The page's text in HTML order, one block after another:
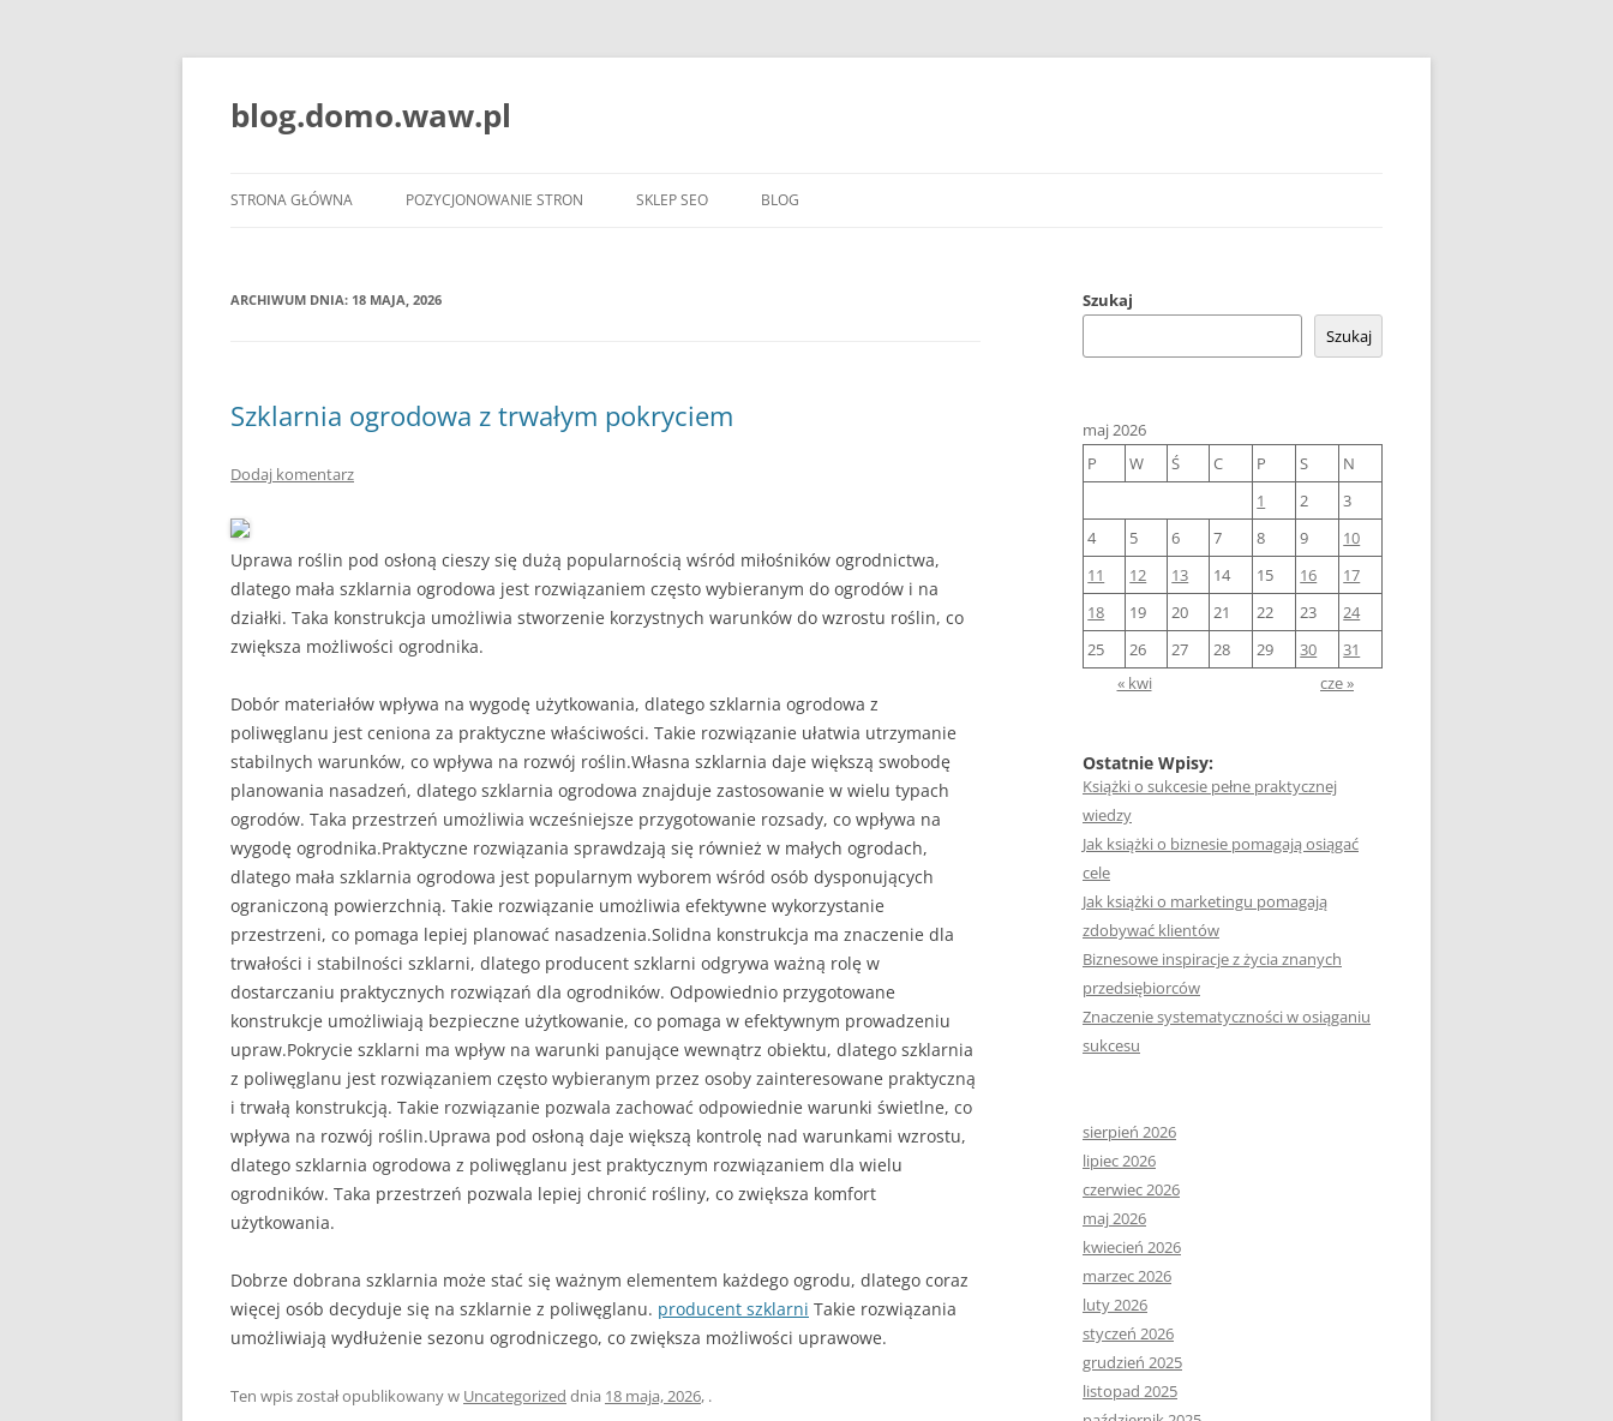
blog.domo.waw.pl
STRONA GŁÓWNA POZYCJONOWANIE STRON SKLEP SEO BLOG
ARCHIWUM DNIA: 18 MAJA, 2026
Szklarnia ogrodowa z trwałym pokryciem
Dodaj komentarz
Uprawa roślin pod osłoną cieszy się dużą popularnością wśród miłośników ogrodnictwa,
dlatego mała szklarnia ogrodowa jest rozwiązaniem często wybieranym do ogrodów i na
działki. Taka konstrukcja umożliwia stworzenie korzystnych warunków do wzrostu roślin, co
zwiększa możliwości ogrodnika.
Dobór materiałów wpływa na wygodę użytkowania, dlatego szklarnia ogrodowa z
poliwęglanu jest ceniona za praktyczne właściwości. Takie rozwiązanie ułatwia utrzymanie
stabilnych warunków, co wpływa na rozwój roślin.Własna szklarnia daje większą swobodę
planowania nasadzeń, dlatego szklarnia ogrodowa znajduje zastosowanie w wielu typach
ogrodów. Taka przestrzeń umożliwia wcześniejsze przygotowanie rozsady, co wpływa na
wygodę ogrodnika.Praktyczne rozwiązania sprawdzają się również w małych ogrodach,
dlatego mała szklarnia ogrodowa jest popularnym wyborem wśród osób dysponujących
ograniczoną powierzchnią. Takie rozwiązanie umożliwia efektywne wykorzystanie
przestrzeni, co pomaga lepiej planować nasadzenia.Solidna konstrukcja ma znaczenie dla
trwałości i stabilności szklarni, dlatego producent szklarni odgrywa ważną rolę w
dostarczaniu praktycznych rozwiązań dla ogrodników. Odpowiednio przygotowane
konstrukcje umożliwiają bezpieczne użytkowanie, co pomaga w efektywnym prowadzeniu
upraw.Pokrycie szklarni ma wpływ na warunki panujące wewnątrz obiektu, dlatego szklarnia
z poliwęglanu jest rozwiązaniem często wybieranym przez osoby zainteresowane praktyczną
i trwałą konstrukcją. Takie rozwiązanie pozwala zachować odpowiednie warunki świetlne, co
wpływa na rozwój roślin.Uprawa pod osłoną daje większą kontrolę nad warunkami wzrostu,
dlatego szklarnia ogrodowa z poliwęglanu jest praktycznym rozwiązaniem dla wielu
ogrodników. Taka przestrzeń pozwala lepiej chronić rośliny, co zwiększa komfort
użytkowania.
Dobrze dobrana szklarnia może stać się ważnym elementem każdego ogrodu, dlatego coraz
więcej osób decyduje się na szklarnie z poliwęglanu. producent szklarni Takie rozwiązania
umożliwiają wydłużenie sezonu ogrodniczego, co zwiększa możliwości uprawowe.
Ten wpis został opublikowany w Uncategorized dnia 18 maja, 2026, .
Szukaj
Szukaj
maj 2026
P
W Ś C P S
N
1
2
3
4
5 6 7 8 9
10
11
12 13 14 15 16
17
18
19 20 21 22 23
24
25
26 27 28 29 30
31
« kwi
cze »
Ostatnie Wpisy:
Książki o sukcesie pełne praktycznej
wiedzy
Jak książki o biznesie pomagają osiągać
cele
Jak książki o marketingu pomagają
zdobywać klientów
Biznesowe inspiracje z życia znanych
przedsiębiorców
Znaczenie systematyczności w osiąganiu
sukcesu
sierpień 2026
lipiec 2026
czerwiec 2026
maj 2026
kwiecień 2026
marzec 2026
luty 2026
styczeń 2026
grudzień 2025
listopad 2025